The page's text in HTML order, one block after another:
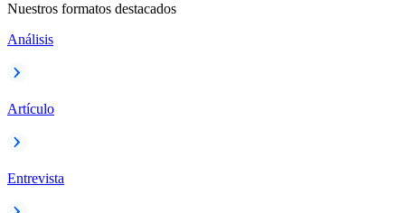
Nuestros formatos destacados
Análisis
Artículo
Entrevista